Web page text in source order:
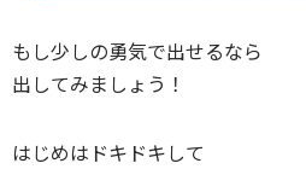
もし少しの勇気で出せるなら
出してみましょう！
はじめはドキドキして